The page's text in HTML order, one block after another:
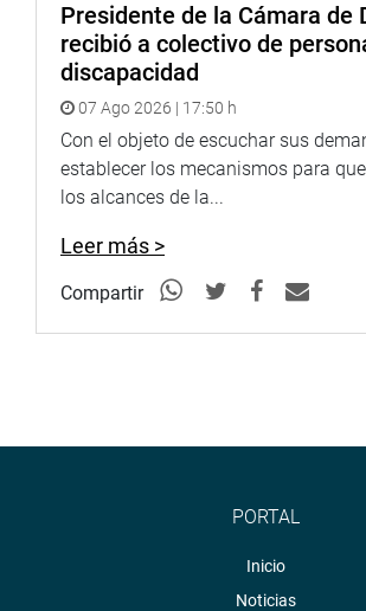
Presidente de la Cámara de
recibió a colectivo de
discapacidad
07 Ago 2026 | 17:50 h
Con el objeto de escuchar sus
establecer los mecanismos para
los alcances de la...
Leer más >
Compartir
PORTAL
Inicio
Noticias